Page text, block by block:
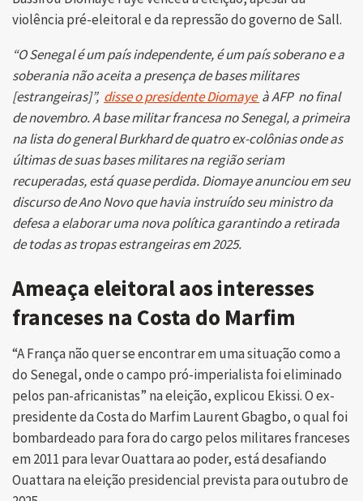
violência pré-eleitoral e da repressão do governo de Sall.
“O Senegal é um país independente, é um país soberano e a
soberania não aceita a presença de bases militares
[estrangeiras]”, disse o presidente Diomaye à AFP no final
de novembro. A base militar francesa no Senegal, a primeira
na lista do general Burkhard de quatro ex-colônias onde as
últimas de suas bases militares na região seriam
recuperadas, está quase perdida. Diomaye anunciou em seu
discurso de Ano Novo que havia instruído seu ministro da
defesa a elaborar uma nova política garantindo a retirada
de todas as tropas estrangeiras em 2025.
Ameaça eleitoral aos interesses
franceses na Costa do Marfim
“A França não quer se encontrar em uma situação como a
do Senegal, onde o campo pró-imperialista foi eliminado
pelos pan-africanistas” na eleição, explicou Ekissi. O ex-
presidente da Costa do Marfim Laurent Gbagbo, o qual foi
bombardeado para fora do cargo pelos militares franceses
em 2011 para levar Ouattara ao poder, está desafiando
Ouattara na eleição presidencial prevista para outubro de